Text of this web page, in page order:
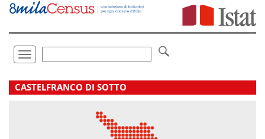
Vai
direttamente
Toggle
navigation
.
CASTELFRANCO DI SOTTO